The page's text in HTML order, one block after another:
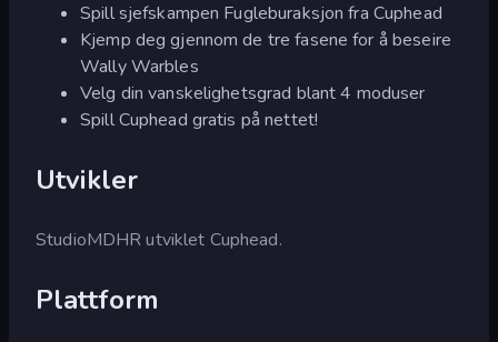
Spill sjefskampen Fugleburaksjon fra Cuphead
Kjemp deg gjennom de tre fasene for å beseire
Wally Warbles
Velg din vanskelighetsgrad blant 4 moduser
Spill Cuphead gratis på nettet!
Utvikler
StudioMDHR utviklet Cuphead.
Plattform